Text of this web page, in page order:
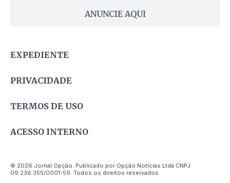
ANUNCIE AQUI
EXPEDIENTE
PRIVACIDADE
TERMOS DE USO
ACESSO INTERNO
© 2026 Jornal Opção. Publicado por Opção Notícias Ltda CNPJ
09.236.355/0001-59. Todos os direitos reservados.